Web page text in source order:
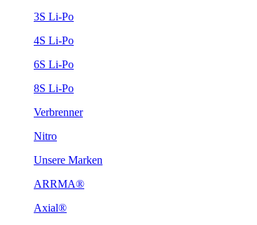
3S Li-Po
4S Li-Po
6S Li-Po
8S Li-Po
Verbrenner
Nitro
Unsere Marken
ARRMA®
Axial®